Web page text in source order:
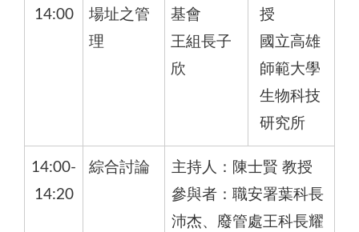
14:00
場址之管
理
基會
王組長子
欣
授
國立高雄
師範大學
生物科技
研究所
14:00-
14:20
綜合討論
主持人：陳士賢 教授
參與者：職安署葉科長
沛杰、廢管處王科長耀